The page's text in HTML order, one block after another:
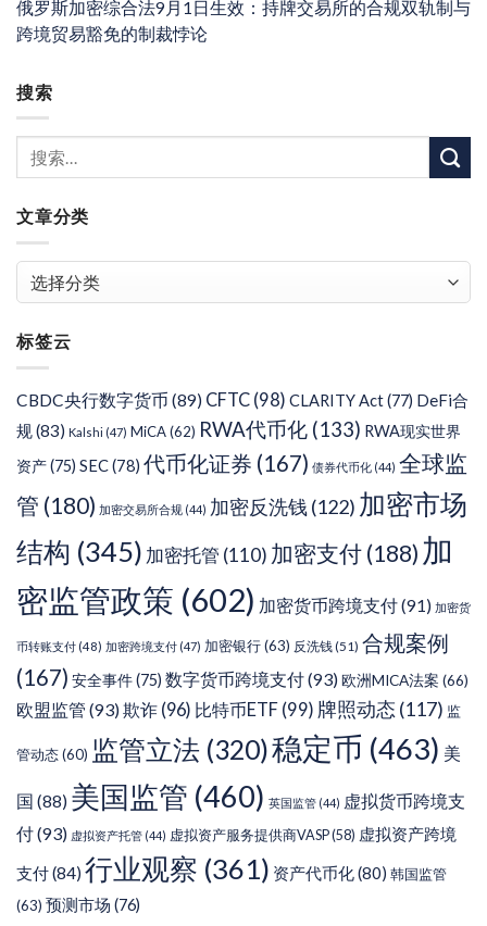
俄罗斯加密综合法9月1日生效：持牌交易所的合规双轨制与
跨境贸易豁免的制裁悖论
搜索
文章分类
类
标签云
CBDC央行数字货币 (89) CFTC (98) CLARITY Act(77) DeFi合
规(83) Kalshi (47) MiCA(62) RWA代币化 (133) RWA现实世界
资产(75) SEC(78) 代币化证券 (167) 债券代币化 (44) 全球监
管 (180) 加密交易所合规 (44) 加密反洗钱 (122) 加密市场
结构 (345) 加密托管 (110) 加密支付 (188) 加
密监管政策 (602) 加密货币跨境支付(91) 加密货
币转账支付 (48) 加密跨境支付 (47) 加密银行(63) 反洗钱(51) 合规案例
(167) 安全事件(75) 数字货币跨境支付(93)欧洲MICA法案 (66)
欧盟监管 (93)欺诈 (96) 比特币ETF (99) 牌照动态 (117) 监
管动态(60) 监管立法 (320)稳定币 (463) 美
国 (88) 美国监管 (460) 英国监管 (44) 虚拟货币跨境支
付(93) 虚拟资产托管 (44) 虚拟资产服务提供商VASP(58) 虚拟资产跨境
支付(84) 行业观察 (361) 资产代币化(80) 韩国监管
(63) 预测市场 (76)